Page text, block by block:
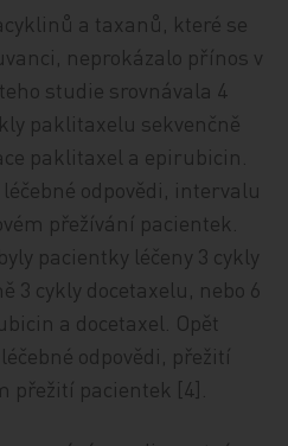
a taxanů, které se
neprokázalo přínos v
studie srovnávala 4
paklitaxelu sekvenčně
paklitaxel a epirubicin.
odpovědi, intervalu
přežívání pacientek.
pacientky léčeny 3 cykly
3 cykly docetaxelu, nebo 6
a docetaxel. Opět
odpovědi, přežití
přežití pacientek [4].